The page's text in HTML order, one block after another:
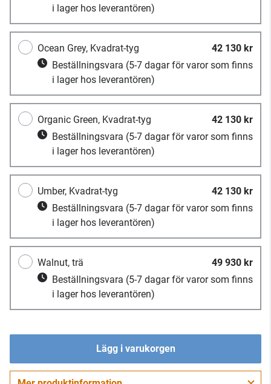
i lager hos leverantören)
Ocean Grey, Kvadrat-tyg
42 130 kr
Beställningsvara (5-7 dagar för varor som finns
i lager hos leverantören)
Organic Green, Kvadrat-tyg
42 130 kr
Beställningsvara (5-7 dagar för varor som finns
i lager hos leverantören)
Umber, Kvadrat-tyg
42 130 kr
Beställningsvara (5-7 dagar för varor som finns
i lager hos leverantören)
Walnut, trä
49 930 kr
Beställningsvara (5-7 dagar för varor som finns
i lager hos leverantören)
Lägg i varukorgen